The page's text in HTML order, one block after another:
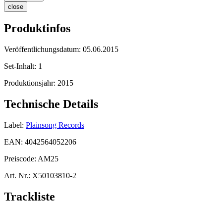
close
Produktinfos
Veröffentlichungsdatum: 05.06.2015
Set-Inhalt: 1
Produktionsjahr: 2015
Technische Details
Label: Plainsong Records
EAN: 4042564052206
Preiscode: AM25
Art. Nr.: X50103810-2
Trackliste